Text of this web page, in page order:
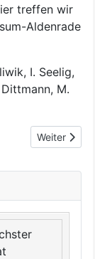
treffen wir
Aldenrade
I. Seelig,
M.
Nächster
Weiter